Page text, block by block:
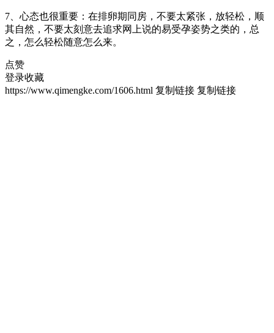
7、心态也很重要：在排卵期同房，不要太紧张，放轻松，顺
其自然，不要太刻意去追求网上说的易受孕姿势之类的，总
之，怎么轻松随意怎么来。
点赞
登录收藏
https://www.qimengke.com/1606.html 复制链接 复制链接